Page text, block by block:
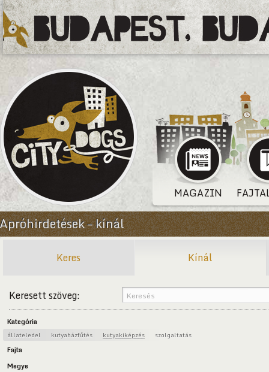
MAGAZIN
Apróhirdetések – kínál
Keres Kínál
Keresett szöveg:
Kategória
állateledel kutyaházfűtés kutyakiképzés szolgaltatás
Fajta
Megye